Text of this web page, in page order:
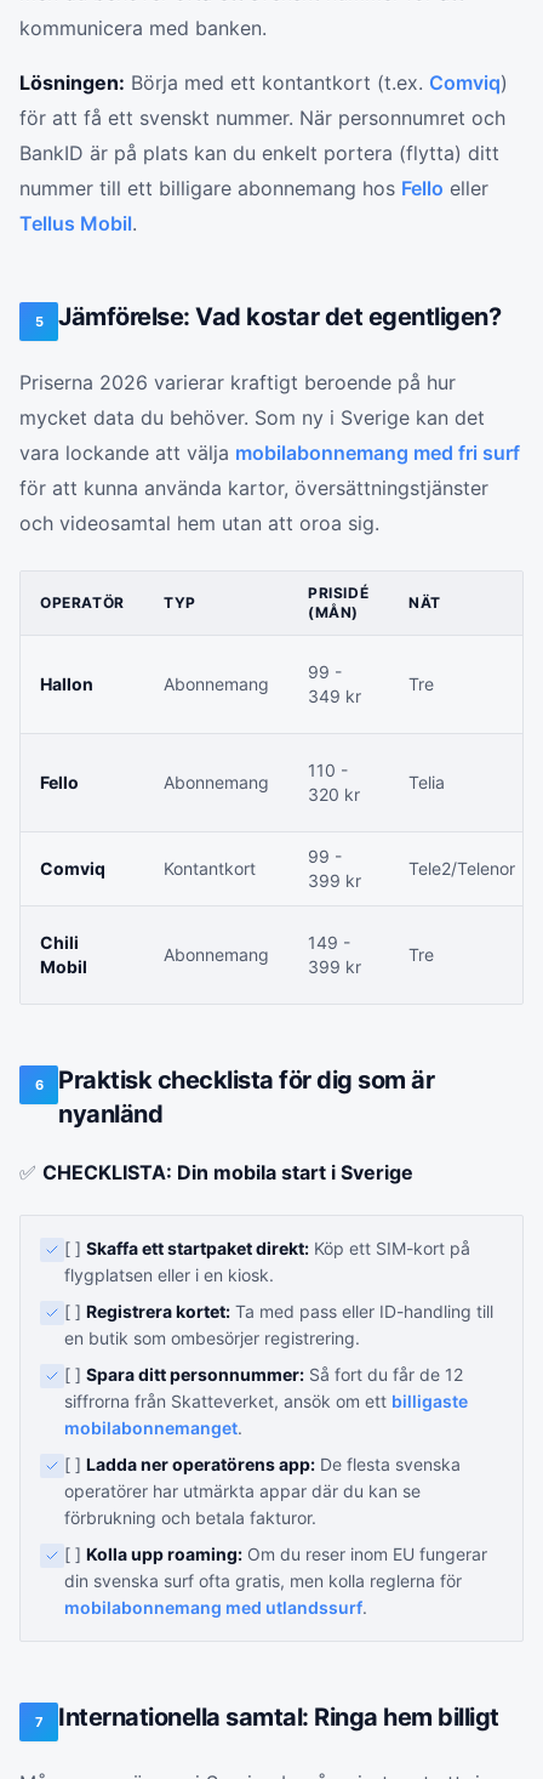
kommunicera med banken.
Lösningen: Börja med ett kontantkort (t.ex. Comviq)
för att få ett svenskt nummer. När personnumret och
BankID är på plats kan du enkelt portera (flytta) ditt
nummer till ett billigare abonnemang hos Fello eller
Tellus Mobil.
5 Jämförelse: Vad kostar det egentligen?
Priserna 2026 varierar kraftigt beroende på hur
mycket data du behöver. Som ny i Sverige kan det
vara lockande att välja mobilabonnemang med fri surf
för att kunna använda kartor, översättningstjänster
och videosamtal hem utan att oroa sig.
OPERATÖR TYP
PRISIDÉ
(MÅN)
NÄT
Hallon Abonnemang
99 -
349 kr
Tre
Fello Abonnemang
110 -
320 kr
Telia
Comviq Kontantkort
99 -
399 kr
Tele2/Telenor
Chili
Mobil
Abonnemang
149 -
399 kr
Tre
6
Praktisk checklista för dig som är
nyanländ
✅ CHECKLISTA: Din mobila start i Sverige
[ ] Skaffa ett startpaket direkt: Köp ett SIM-kort på
flygplatsen eller i en kiosk.
[ ] Registrera kortet: Ta med pass eller ID-handling till
en butik som ombesörjer registrering.
[ ] Spara ditt personnummer: Så fort du får de 12
siffrorna från Skatteverket, ansök om ett billigaste
mobilabonnemanget.
[ ] Ladda ner operatörens app: De flesta svenska
operatörer har utmärkta appar där du kan se
förbrukning och betala fakturor.
[ ] Kolla upp roaming: Om du reser inom EU fungerar
din svenska surf ofta gratis, men kolla reglerna för
mobilabonnemang med utlandssurf.
7 Internationella samtal: Ringa hem billigt